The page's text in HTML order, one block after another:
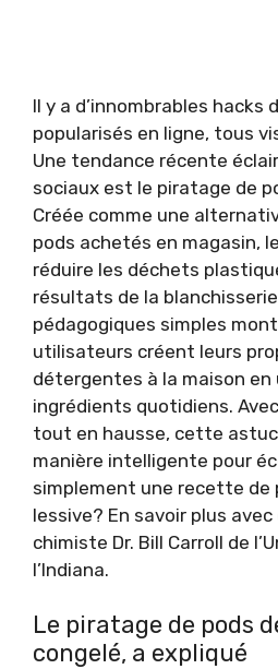
Il y a d’innombrables hacks
popularisés en ligne, tous
Une tendance récente
sociaux est le piratage de
Créée comme une
pods achetés en magasin,
réduire les déchets
résultats de la
pédagogiques simples
utilisateurs créent leurs
détergentes à la maison
ingrédients quotidiens.
tout en hausse, cette
manière intelligente pour
simplement une recette de
lessive? En savoir plus
chimiste Dr. Bill Carroll de
l’Indiana.
Le piratage de pods
congelé, a expliqué